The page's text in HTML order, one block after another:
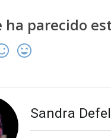
ha parecido
Sandra